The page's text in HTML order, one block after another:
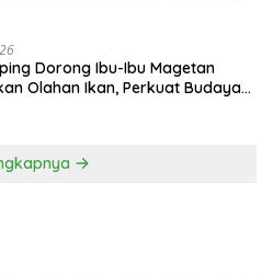
Dorong Ibu-Ibu Magetan
Olahan Ikan, Perkuat Budaya